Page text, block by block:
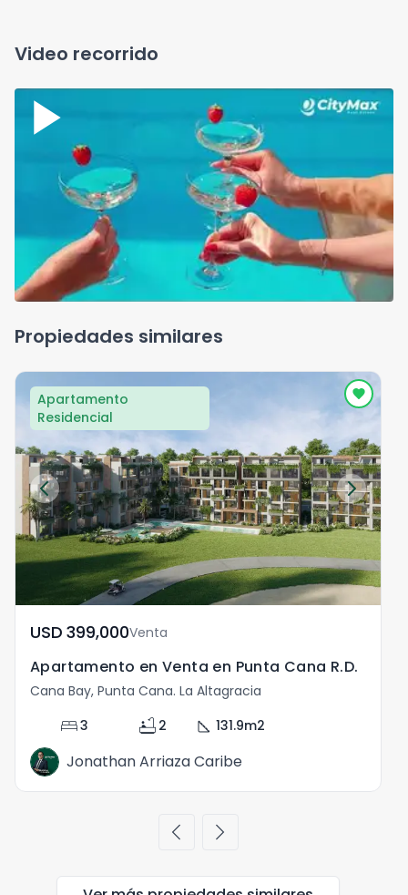
Video recorrido
Propiedades similares
Apartamento
Residencial
USD	399,000Venta
Apartamento en Venta en Punta Cana R.D.
Cana Bay, Punta Cana. La Altagracia
bed3 bathtub 2 square_foot 131.9m2
Jonathan Arriaza Caribe
chevron_left chevron_right